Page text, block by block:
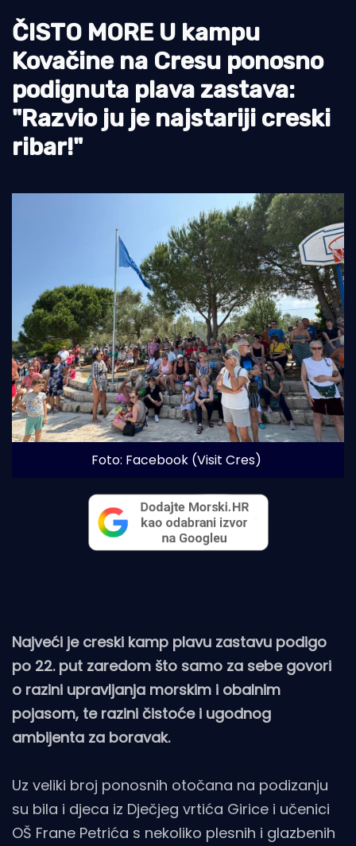
Pomorstvo
Ribolov
Ekologija
Tradicija i kultura
ČISTO MORE U kampu
Kovačine na Cresu ponosno
podignuta plava zastava:
"Razvio ju je najstariji creski
ribar!"
Foto: Facebook (Visit Cres)
Najveći je creski kamp plavu zastavu podigo
po 22. put zaredom što samo za sebe govori
o razini upravljanja morskim i obalnim
pojasom, te razini čistoće i ugodnog
ambijenta za boravak.
Uz veliki broj ponosnih otočana na podizanju
su bila i djeca iz Dječjeg vrtića Girice i učenici
OŠ Frane Petrića s nekoliko plesnih i glazbenih